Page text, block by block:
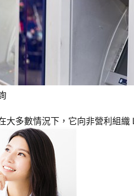
大多數情況下，它向非營利組